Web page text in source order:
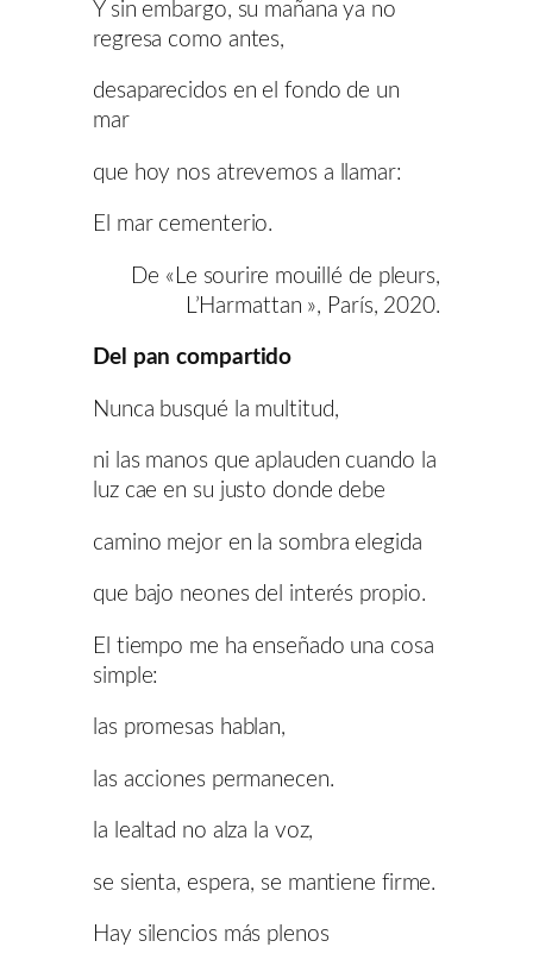
Y sin embargo, su mañana ya no
regresa como antes,
desaparecidos en el fondo de un
mar
que hoy nos atrevemos a llamar:
El mar cementerio.
De «Le sourire mouillé de pleurs,
L’Harmattan », París, 2020.
Del pan compartido
Nunca busqué la multitud,
ni las manos que aplauden cuando la
luz cae en su justo donde debe
camino mejor en la sombra elegida
que bajo neones del interés propio.
El tiempo me ha enseñado una cosa
simple:
las promesas hablan,
las acciones permanecen.
la lealtad no alza la voz,
se sienta, espera, se mantiene firme.
Hay silencios más plenos